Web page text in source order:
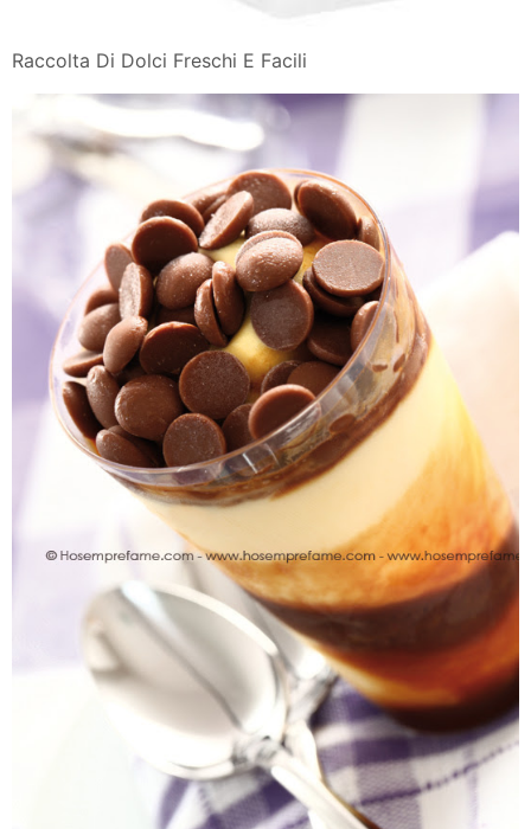
Raccolta Di Dolci Freschi E Facili